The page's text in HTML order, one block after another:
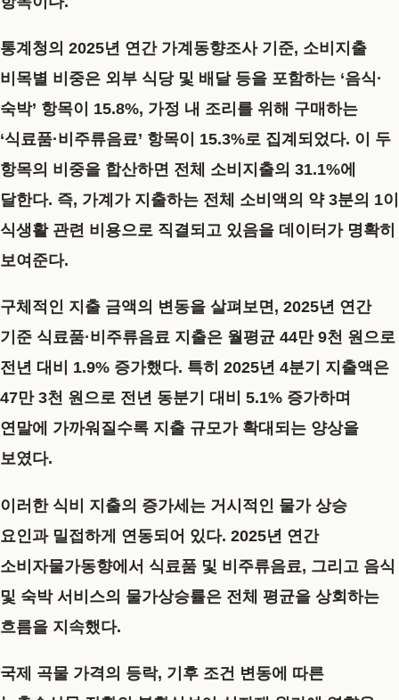
통계청의 2025년 연간 가계동향조사 기준, 소비지출
비목별 비중은 외부 식당 및 배달 등을 포함하는 ‘음식·
숙박’ 항목이 15.8%, 가정 내 조리를 위해 구매하는
‘식료품·비주류음료’ 항목이 15.3%로 집계되었다. 이 두
항목의 비중을 합산하면 전체 소비지출의 31.1%에
달한다. 즉, 가계가 지출하는 전체 소비액의 약 3분의 1이
식생활 관련 비용으로 직결되고 있음을 데이터가 명확히
보여준다.
구체적인 지출 금액의 변동을 살펴보면, 2025년 연간
기준 식료품·비주류음료 지출은 월평균 44만 9천 원으로
전년 대비 1.9% 증가했다. 특히 2025년 4분기 지출액은
47만 3천 원으로 전년 동분기 대비 5.1% 증가하며
연말에 가까워질수록 지출 규모가 확대되는 양상을
보였다.
이러한 식비 지출의 증가세는 거시적인 물가 상승
요인과 밀접하게 연동되어 있다. 2025년 연간
소비자물가동향에서 식료품 및 비주류음료, 그리고 음식
및 숙박 서비스의 물가상승률은 전체 평균을 상회하는
흐름을 지속했다.
국제 곡물 가격의 등락, 기후 조건 변동에 따른